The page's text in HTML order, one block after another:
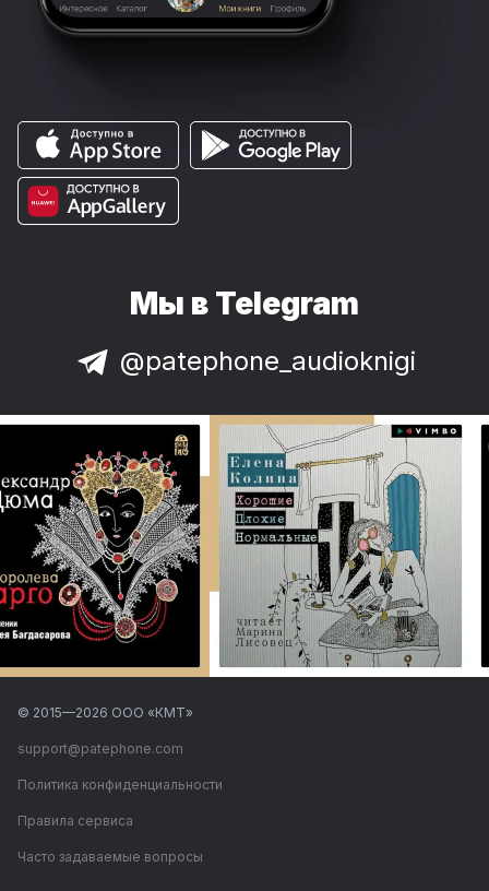
Мы в Telegram
@patephone_audioknigi
© 2015—2026 ООО «КМТ»
support@patephone.com
Политика конфиденциальности
Правила сервиса
Часто задаваемые вопросы